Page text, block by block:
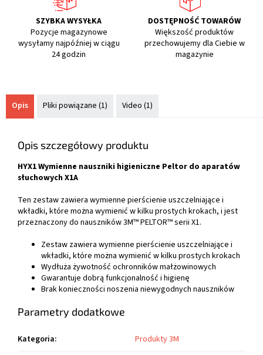
SZYBKA WYSYŁKA
Pozycje magazynowe
wysyłamy najpóźniej w ciągu
24 godzin
DOSTĘPNOŚĆ TOWARÓW
Większość produktów
przechowujemy dla Ciebie w
magazynie
Opis Pliki powiązane (1) Video (1)
Opis szczegółowy produktu
HYX1 Wymienne nauszniki higieniczne Peltor do aparatów
słuchowych X1A
Ten zestaw zawiera wymienne pierścienie uszczelniające i
wkładki, które można wymienić w kilku prostych krokach, i jest
przeznaczony do nauszników 3M™ PELTOR™ serii X1.
Zestaw zawiera wymienne pierścienie uszczelniające i
wkładki, które można wymienić w kilku prostych krokach
Wydłuża żywotność ochronników małżowinowych
Gwarantuje dobrą funkcjonalność i higienę
Brak konieczności noszenia niewygodnych nauszników
Parametry dodatkowe
Kategoria:
Produkty 3M